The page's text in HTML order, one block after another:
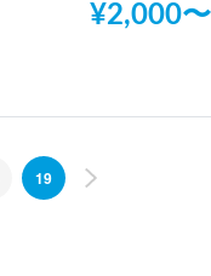
¥2,000〜
19